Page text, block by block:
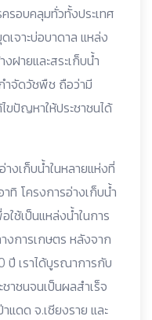
รอบคลุมทั่วทั้งประเทศ
จาะบ่อบาดาล แหล่ง
ฝายและสระเก็บน้ำ
ำจัดวัชพืช ถือว่ามี
ขปัญหาให้ประชาชนได้
งเก็บน้ำในหลายแห่งที่
ทิ โครงการอ่างเก็บน้ำ
ใช้เป็นแหล่งน้ำในการ
งการเกษตร หลังจาก
ปี เราได้บูรณาการกับ
าชนจนเป็นผลสำเร็จ
แดด จ.เชียงราย และ